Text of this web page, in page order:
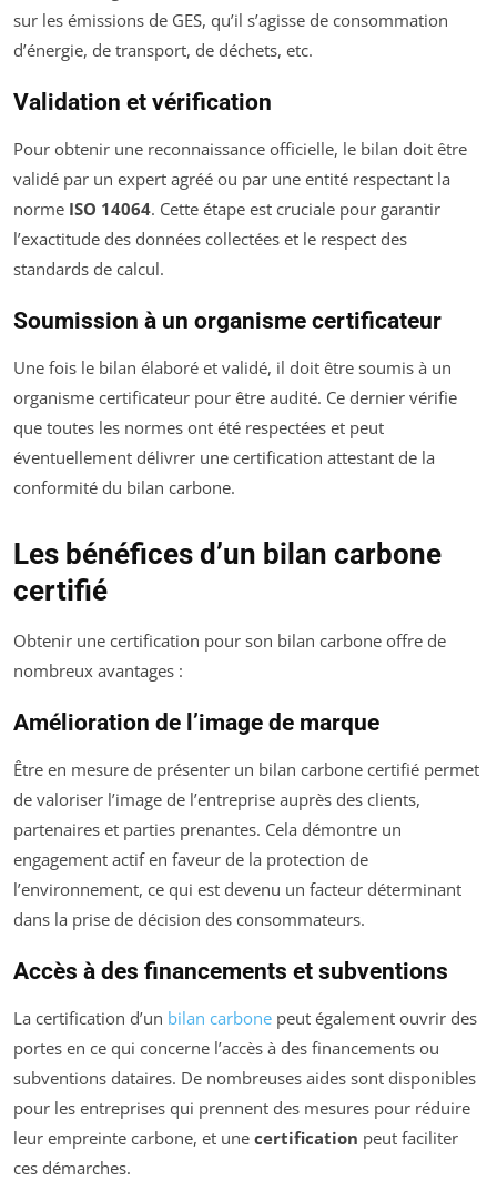
sur les émissions de GES, qu’il s’agisse de consommation
d’énergie, de transport, de déchets, etc.
Validation et vérification
Pour obtenir une reconnaissance officielle, le bilan doit être
validé par un expert agréé ou par une entité respectant la
norme ISO 14064. Cette étape est cruciale pour garantir
l’exactitude des données collectées et le respect des
standards de calcul.
Soumission à un organisme certificateur
Une fois le bilan élaboré et validé, il doit être soumis à un
organisme certificateur pour être audité. Ce dernier vérifie
que toutes les normes ont été respectées et peut
éventuellement délivrer une certification attestant de la
conformité du bilan carbone.
Les bénéfices d’un bilan carbone
certifié
Obtenir une certification pour son bilan carbone offre de
nombreux avantages :
Amélioration de l’image de marque
Être en mesure de présenter un bilan carbone certifié permet
de valoriser l’image de l’entreprise auprès des clients,
partenaires et parties prenantes. Cela démontre un
engagement actif en faveur de la protection de
l’environnement, ce qui est devenu un facteur déterminant
dans la prise de décision des consommateurs.
Accès à des financements et subventions
La certification d’un bilan carbone peut également ouvrir des
portes en ce qui concerne l’accès à des financements ou
subventions dataires. De nombreuses aides sont disponibles
pour les entreprises qui prennent des mesures pour réduire
leur empreinte carbone, et une certification peut faciliter
ces démarches.